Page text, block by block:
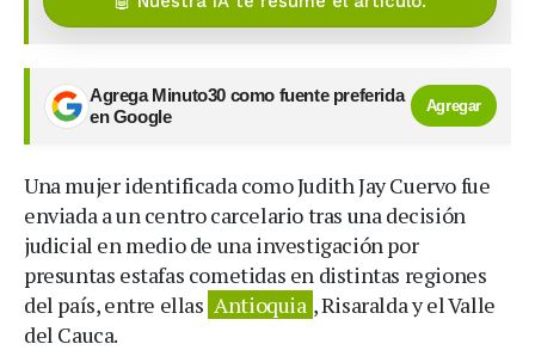
Agrega Minuto30 como fuente preferida
en Google
Agregar
Una mujer identificada como Judith Jay Cuervo fue
enviada a un centro carcelario tras una decisión
judicial en medio de una investigación por
presuntas estafas cometidas en distintas regiones
del país, entre ellas Antioquia , Risaralda y el Valle
del Cauca.